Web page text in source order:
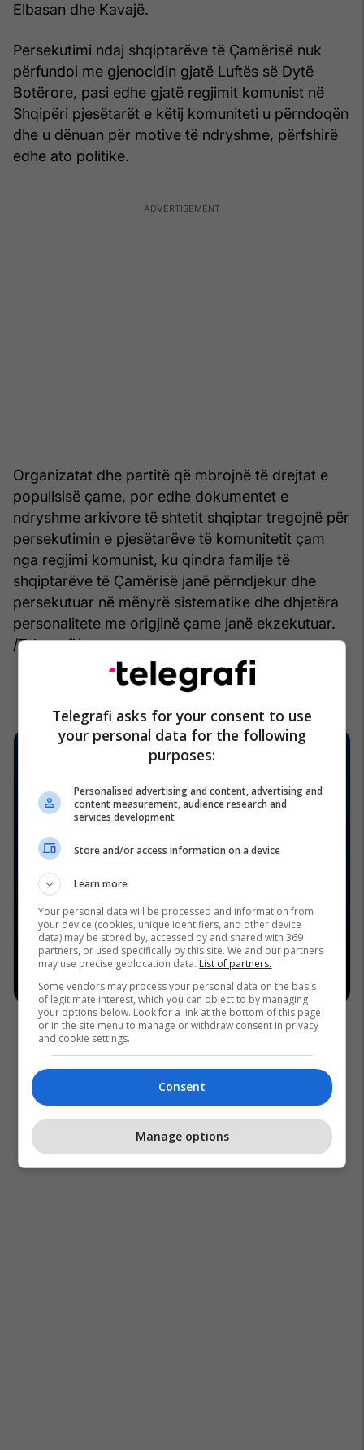
Elbasan dhe Kavajë.
Persekutimi ndaj shqiptarëve të Çamërisë nuk
përfundoi me gjenocidin gjatë Luftës së Dytë
Botërore, pasi edhe gjatë regjimit komunist në
Shqipëri pjesëtarët e këtij komuniteti u përndoqën
dhe u dënuan për motive të ndryshme, përfshirë
edhe ato politike.
Organizatat dhe partitë që mbrojnë të drejtat e
popullsisë çame, por edhe dokumentet e
ndryshme arkivore të shtetit shqiptar tregojnë për
persekutimin e pjesëtarëve të komunitetit çam
nga regjimi komunist, ku qindra familje të
shqiptarëve të Çamërisë janë përndjekur dhe
persekutuar në mënyrë sistematike dhe dhjetëra
personalitete me origjinë çame janë ekzekutuar.
/Telegrafi/
Telegrafi asks for your consent to use
your personal data for the following
purposes:
Personalised advertising and content, advertising and
content measurement, audience research and
services development
Store and/or access information on a device
Learn more
Your personal data will be processed and information from
your device (cookies, unique identifiers, and other device
data) may be stored by, accessed by and shared with 369
partners, or used specifically by this site. We and our partners
may use precise geolocation data. List of partners.
Some vendors may process your personal data on the basis
of legitimate interest, which you can object to by managing
your options below. Look for a link at the bottom of this page
or in the site menu to manage or withdraw consent in privacy
and cookie settings.
Consent
Manage options